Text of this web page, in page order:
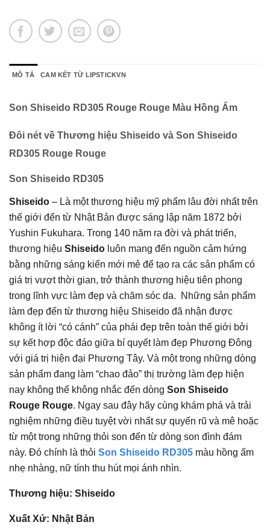
MÔ TẢ CAM KẾT TỪ LIPSTICKVN
Son Shiseido RD305 Rouge Rouge Màu Hồng Ấm
Đôi nét về Thương hiệu Shiseido và Son Shiseido
RD305 Rouge Rouge
Son Shiseido RD305
Shiseido – Là một thương hiệu mỹ phẩm lâu đời nhất trên
thế giới đến từ Nhật Bản được sáng lập năm 1872 bởi
Yushin Fukuhara. Trong 140 năm ra đời và phát triển,
thương hiệu Shiseido luôn mang đến nguồn cảm hứng
bằng những sáng kiến mới mẻ để tạo ra các sản phẩm có
giá trị vượt thời gian, trở thành thương hiệu tiên phong
trong lĩnh vực làm đẹp và chăm sóc da. Những sản phẩm
làm đẹp đến từ thương hiệu Shiseido đã nhận được
không ít lời “có cánh” của phái đẹp trên toàn thế giới bởi
sự kết hợp độc đáo giữa bí quyết làm đẹp Phương Đông
với giá trị hiện đại Phương Tây. Và một trong những dòng
sản phẩm đang làm “chao đảo” thị trường làm đẹp hiện
nay không thể không nhắc đến dòng Son Shiseido
Rouge Rouge. Ngay sau đây hãy cùng khám phá và trải
nghiệm những điều tuyệt vời nhất sự quyến rũ và mê hoặc
từ một trong những thỏi son đến từ dòng son đình đám
này. Đó chính là thỏi Son Shiseido RD305 màu hồng ấm
nhẹ nhàng, nữ tính thu hút mọi ánh nhìn.
Thương hiệu: Shiseido
Xuất Xứ: Nhật Bản